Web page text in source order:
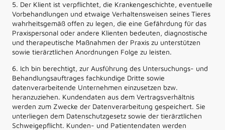
5. Der Klient ist verpflichtet, die Krankengeschichte, eventuelle
Vorbehandlungen und etwaige Verhaltensweisen seines Tieres
wahrheitsgemäß offen zu legen, die eine Gefährdung für das
Praxispersonal oder andere Klienten bedeuten, diagnostische
und therapeutische Maßnahmen der Praxis zu unterstützen
sowie tierärztlichen Anordnungen Folge zu leisten.
6. Ich bin berechtigt, zur Ausführung des Untersuchungs- und
Behandlungsauftrages fachkundige Dritte sowie
datenverarbeitende Unternehmen einzusetzen bzw.
heranzuziehen. Kundendaten aus dem Vertragsverhältnis
werden zum Zwecke der Datenverarbeitung gespeichert. Sie
unterliegen dem Datenschutzgesetz sowie der tierärztlichen
Schweigepflicht. Kunden- und Patientendaten werden